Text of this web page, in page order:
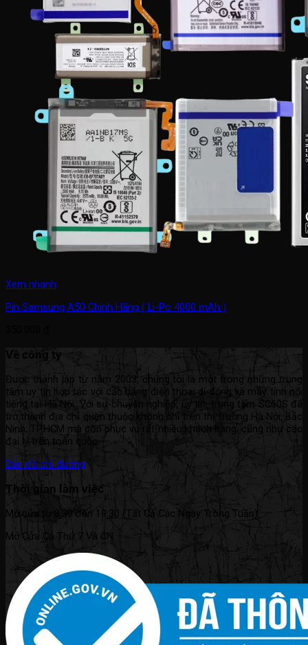
Xem nhanh
Pin Samsung A50 Chính Hãng ( Li-Po 4000 mAh )
Về công ty
Được thành lập từ năm 2003, chúng tôi là một trong những trung
tâm uy tín hợp tác với các hãng điện thoại di động và máy tính nổi
tiếng tại Hà Nội. Với sự chuyên nghiệp, uy tín, trung tâm SC60S đã
trở thành địa chỉ quen thuộc không chỉ trên thị trường Hà Nội, Bắc
Ninh, TP.HCM mà còn phục vụ rất nhiều khách hàng, cũng như các
đại lý trên toàn quốc.
Bản đồ chỉ đường
Thời gian làm việc
Mở cửa từ 8:30 đến 19:30 (Tất Cả Các Ngày Trong Tuần).
Mở Cửa Cả Thứ 7 Và CN.